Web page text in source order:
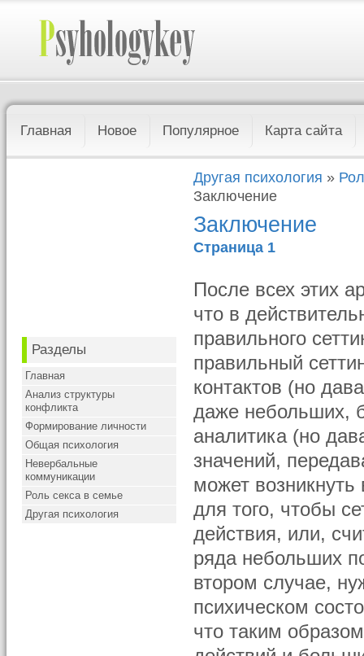
Главная Новое Популярное Карта сайта
Разделы
Главная
Анализ структуры
конфликта
Формирование личности
Общая психология
Невербальные
коммуникации
Роль секса в семье
Другая психология
Другая психология »
Заключение
Заключение
Страница 1
После всех этих
что в
правильного
правильный
контактов (но
даже небольших,
аналитика (но
значений,
может
для того, чтобы
действия, или,
ряда небольших
втором случае,
психическом
что таким